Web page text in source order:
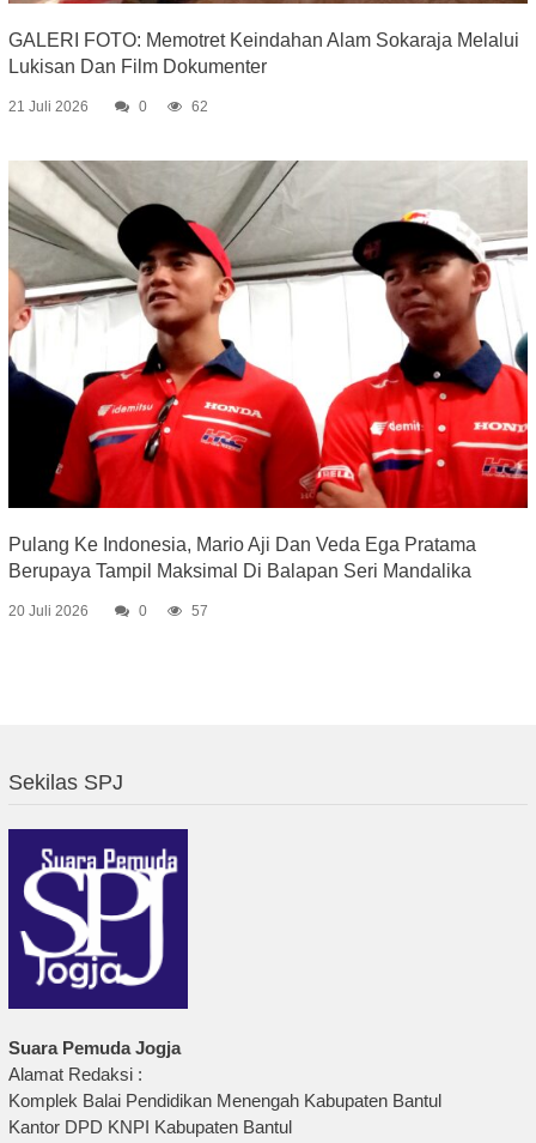
GALERI FOTO: Memotret Keindahan Alam Sokaraja Melalui
Lukisan Dan Film Dokumenter
21 Juli 2026 0 62
Pulang Ke Indonesia, Mario Aji Dan Veda Ega Pratama
Berupaya Tampil Maksimal Di Balapan Seri Mandalika
20 Juli 2026 0 57
Sekilas SPJ
Suara Pemuda Jogja
Alamat Redaksi :
Komplek Balai Pendidikan Menengah Kabupaten Bantul
Kantor DPD KNPI Kabupaten Bantul